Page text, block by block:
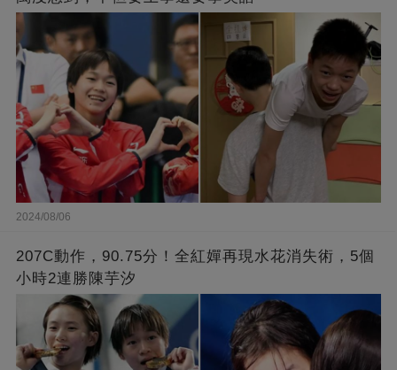
2024/08/06
207C動作，90.75分！全紅嬋再現水花消失術，5個
小時2連勝陳芋汐